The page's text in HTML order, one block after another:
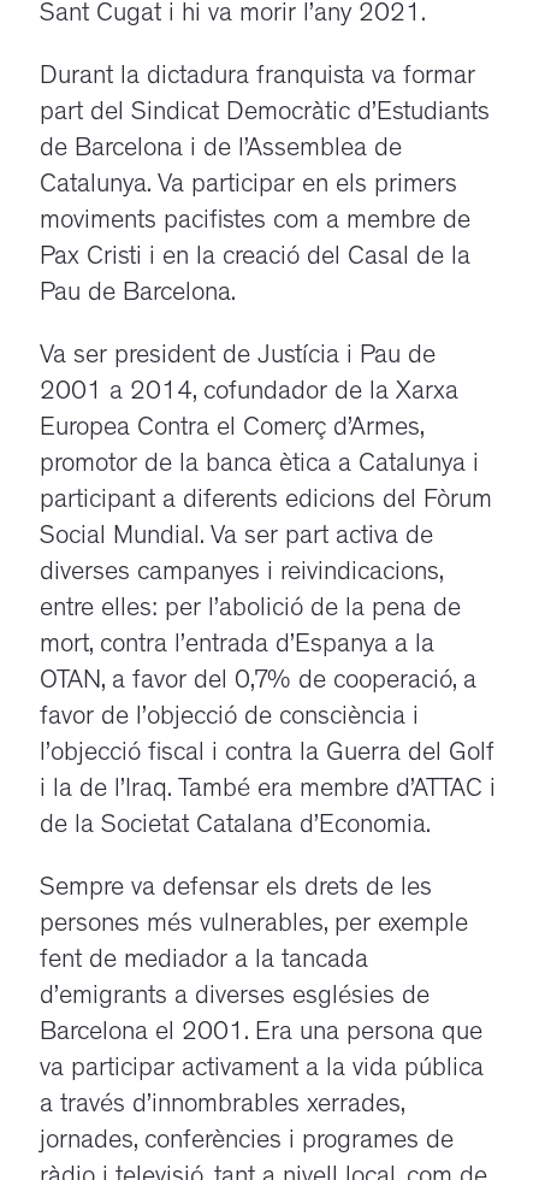
Sant Cugat i hi va morir l’any 2021.
Durant la dictadura franquista va formar
part del Sindicat Democràtic d’Estudiants
de Barcelona i de l’Assemblea de
Catalunya. Va participar en els primers
moviments pacifistes com a membre de
Pax Cristi i en la creació del Casal de la
Pau de Barcelona.
Va ser president de Justícia i Pau de
2001 a 2014, cofundador de la Xarxa
Europea Contra el Comerç d’Armes,
promotor de la banca ètica a Catalunya i
participant a diferents edicions del Fòrum
Social Mundial. Va ser part activa de
diverses campanyes i reivindicacions,
entre elles: per l’abolició de la pena de
mort, contra l’entrada d’Espanya a la
OTAN, a favor del 0,7% de cooperació, a
favor de l’objecció de consciència i
l’objecció fiscal i contra la Guerra del Golf
i la de l’Iraq. També era membre d’ATTAC i
de la Societat Catalana d’Economia.
Sempre va defensar els drets de les
persones més vulnerables, per exemple
fent de mediador a la tancada
d’emigrants a diverses esglésies de
Barcelona el 2001. Era una persona que
va participar activament a la vida pública
a través d’innombrables xerrades,
jornades, conferències i programes de